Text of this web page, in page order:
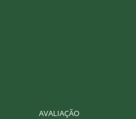
AVALIAÇÃO